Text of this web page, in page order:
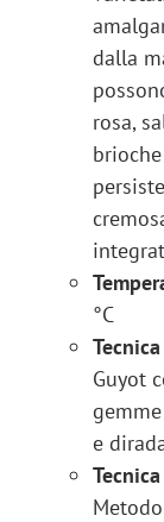
dalla
rosa,
°C
Guyot
e